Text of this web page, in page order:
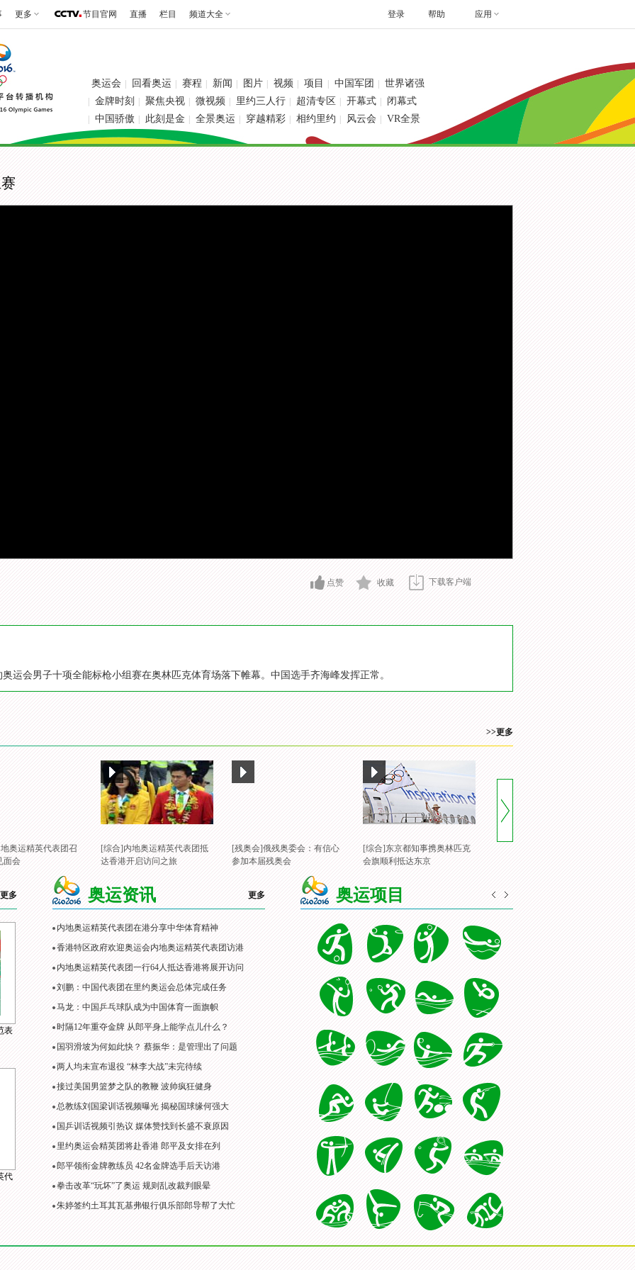
更多 节目官网 直播 栏目 频道大全 帮助 应用
登录
奥运会 回看奥运 赛程 新闻 图片 视频 项目 中国军团 世界诸强
金牌时刻 聚焦央视 微视频 里约三人行 超清专区 开幕式 闭幕式
中国骄傲 此刻是金 全景奥运 穿越精彩 相约里约 风云会 VR全景
点赞 收藏 下载客户端
运会男子十项全能标枪小组赛在奥林匹克体育场落下帷幕。中国选手齐海峰发挥正常。
>>更多
奥运精英代表团召
面会
[综合]内地奥运精英代表团抵
达香港开启访问之旅
[残奥会]俄残奥委会：有信心
参加本届残奥会
[综合]东京都知事携奥林匹克
会旗顺利抵达东京
更多
表
代
奥运资讯 更多
内地奥运精英代表团在港分享中华体育精神
香港特区政府欢迎奥运会内地奥运精英代表团访港
内地奥运精英代表团一行64人抵达香港将展开访问
刘鹏：中国代表团在里约奥运会总体完成任务
马龙：中国乒乓球队成为中国体育一面旗帜
时隔12年重夺金牌 从郎平身上能学点儿什么？
国羽滑坡为何如此快？ 蔡振华：是管理出了问题
两人均未宣布退役 “林李大战”未完待续
接过美国男篮梦之队的教鞭 波帅疯狂健身
总教练刘国梁训话视频曝光 揭秘国球缘何强大
国乒训话视频引热议 媒体赞找到长盛不衰原因
里约奥运会精英团将赴香港 郎平及女排在列
郎平领衔金牌教练员 42名金牌选手后天访港
拳击改革“玩坏”了奥运 规则乱改裁判眼晕
朱婷签约土耳其瓦基弗银行俱乐部郎导帮了大忙
奥运项目